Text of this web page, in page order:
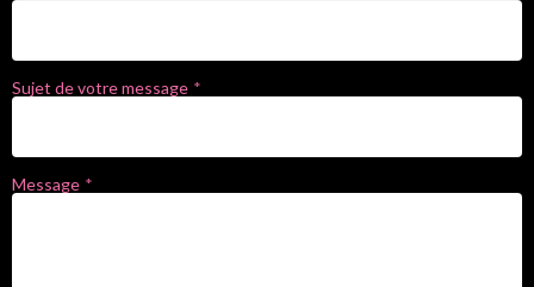
Sujet de votre message
Message